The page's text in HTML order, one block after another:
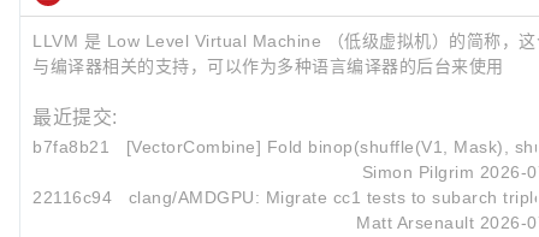
LLVM 是 Low Level Virtual Machine （低级虚拟机）的简称，
与编译器相关的支持，可以作为多种语言编译器的后台来使用
最近提交:
b7fa8b21
[VectorCombine] Fold binop(shuffle(V1, Mask),
Simon Pilgrim 2026-
22116c94
clang/AMDGPU: Migrate cc1 tests to subarch
Matt Arsenault 2026-